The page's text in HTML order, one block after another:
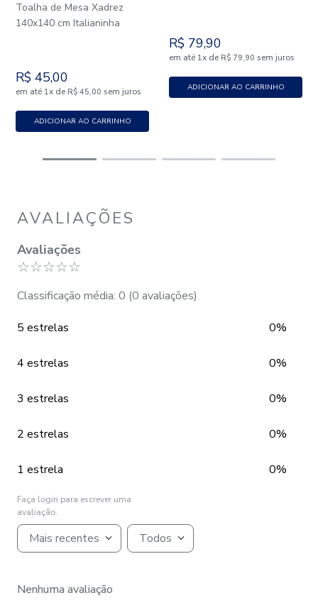
Toalha de Mesa Xadrez
140x140 cm Italianinha
R$ 45,00
em até 1x de R$ 45,00 sem juros
ADICIONAR AO CARRINHO
R$ 79,90
em até 1x de R$ 79,90 sem juros
ADICIONAR AO CARRINHO
AVALIAÇÕES
Avaliações
☆☆☆☆☆
Classificação média: 0 (0 avaliações)
5 estrelas 0%
4 estrelas 0%
3 estrelas 0%
2 estrelas 0%
1 estrela 0%
Faça login para escrever uma
avaliação.
Mais recentes Todos
Nenhuma avaliação